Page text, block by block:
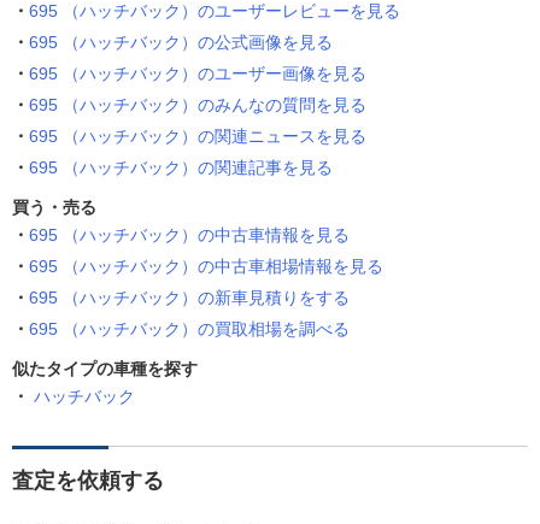
695 （ハッチバック）のユーザーレビューを見る
695 （ハッチバック）の公式画像を見る
695 （ハッチバック）のユーザー画像を見る
695 （ハッチバック）のみんなの質問を見る
695 （ハッチバック）の関連ニュースを見る
695 （ハッチバック）の関連記事を見る
買う・売る
695 （ハッチバック）の中古車情報を見る
695 （ハッチバック）の中古車相場情報を見る
695 （ハッチバック）の新車見積りをする
695 （ハッチバック）の買取相場を調べる
似たタイプの車種を探す
ハッチバック
査定を依頼する